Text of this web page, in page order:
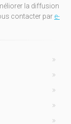
la diffusion
contacter par e-